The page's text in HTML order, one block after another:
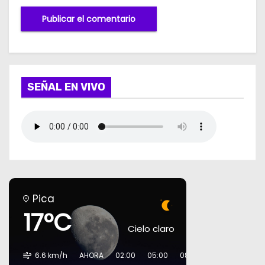
SEÑAL EN VIVO
Pica
17°C Cielo claro
6.6 km/h AHORA 02:00 05:00 08:00